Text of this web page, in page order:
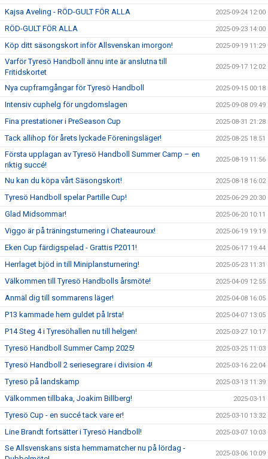
Kajsa Aveling - RÖD-GULT FÖR ALLA 2025-09-24 12:00
RÖD-GULT FÖR ALLA 2025-09-23 14:00
Köp ditt säsongskort inför Allsvenskan imorgon! 2025-09-19 11:29
Varför Tyresö Handboll ännu inte är anslutna till
Fritidskortet
2025-09-17 12:02
Nya cupframgångar för Tyresö Handboll 2025-09-15 00:18
Intensiv cuphelg för ungdomslagen 2025-09-08 09:49
Fina prestationer i PreSeason Cup 2025-08-31 21:28
Tack allihop för årets lyckade Föreningsläger! 2025-08-25 18:51
Första upplagan av Tyresö Handboll Summer Camp – en
riktig succé!
2025-08-19 11:56
Nu kan du köpa vårt Säsongskort! 2025-08-18 16:02
Tyresö Handboll spelar Partille Cup! 2025-06-29 20:30
Glad Midsommar! 2025-06-20 10:11
Viggo är på träningsturnering i Chateauroux! 2025-06-19 19:19
Eken Cup färdigspelad - Grattis P2011! 2025-06-17 19:44
Herrlaget bjöd in till Miniplansturnering! 2025-05-23 11:31
Välkommen till Tyresö Handbolls årsmöte! 2025-04-09 12:55
Anmäl dig till sommarens läger! 2025-04-08 16:05
P13 kammade hem guldet på Irsta! 2025-04-07 13:05
P14 Steg 4 i Tyresöhallen nu till helgen! 2025-03-27 10:17
Tyresö Handboll Summer Camp 2025! 2025-03-25 11:03
Tyresö Handboll 2 seriesegrare i division 4! 2025-03-16 22:04
Tyresö på landskamp 2025-03-13 11:39
Välkommen tillbaka, Joakim Billberg! 2025-03-11
Tyresö Cup - en succé tack vare er! 2025-03-10 13:32
Line Brandt fortsätter i Tyresö Handboll! 2025-03-07 10:03
Se Allsvenskans sista hemmamatcher nu på lördag -
2025-03-06 10:09